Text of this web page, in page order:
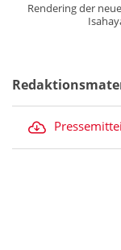
Rendering der